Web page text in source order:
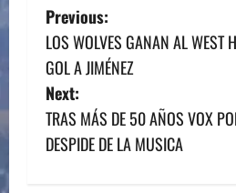
P
o
s
t
Previous:
LOS WOLVES GANAN AL WEST
GOL A JIMÉNEZ
Next:
TRAS MÁS DE 50 AÑOS VOX
DESPIDE DE LA MUSICA